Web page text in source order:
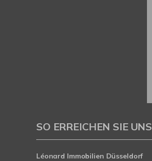
SO ERREICHEN SIE UNS
Léonard Immobilien Düsseldorf